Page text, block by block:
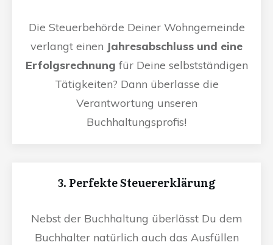
Die Steuerbehörde Deiner Wohngemeinde
verlangt einen Jahresabschluss und eine
Erfolgsrechnung für Deine selbstständigen
Tätigkeiten? Dann überlasse die
Verantwortung unseren
Buchhaltungsprofis!
3. Perfekte Steuererklärung
Nebst der Buchhaltung überlässt Du dem
Buchhalter natürlich auch das Ausfüllen